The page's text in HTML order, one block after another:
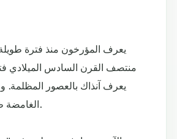
يعرف المؤرخون منذ فترة
منتصف القرن السادس الميلادي
يعرف آنذاك بالعصور
الغامضة ظل لغزا مدة طويلة.